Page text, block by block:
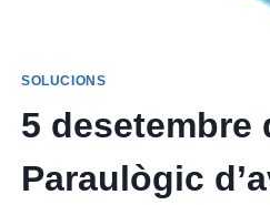
SOLUCIONS
5 desetembre
Paraulògic